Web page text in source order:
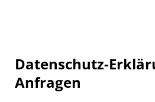
Datenschutz-
Anfragen